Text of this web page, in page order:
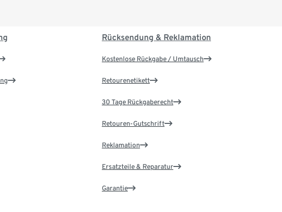
Rücksendung & Reklamation
Kostenlose Rückgabe / Umtausch
Retourenetikett
30 Tage Rückgaberecht
Retouren-Gutschrift
Reklamation
Ersatzteile & Reparatur
Garantie